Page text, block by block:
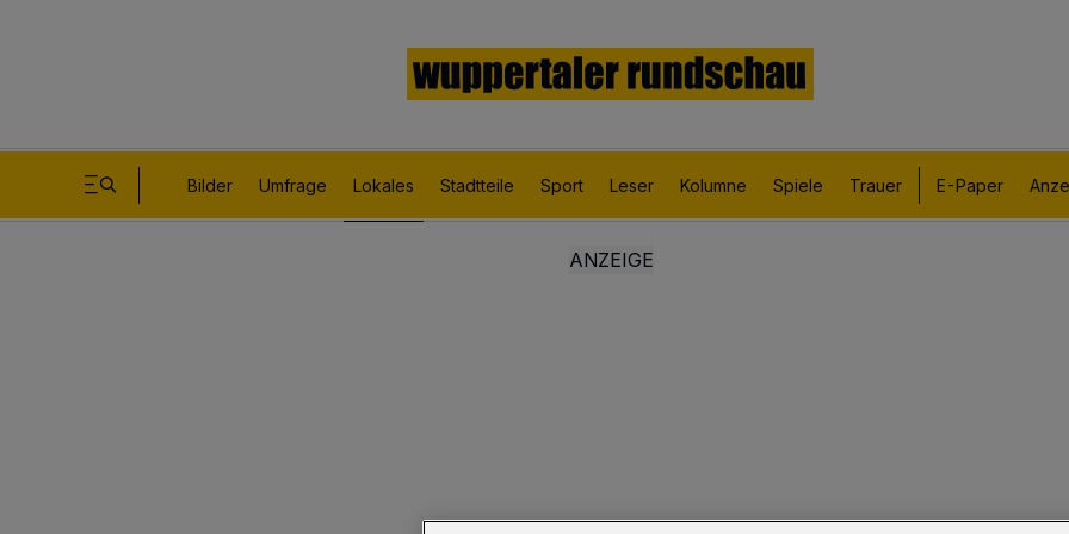
Bilder Umfrage Lokales Stadtteile Sport Leser Kolumne Spiele Trauer E-Paper